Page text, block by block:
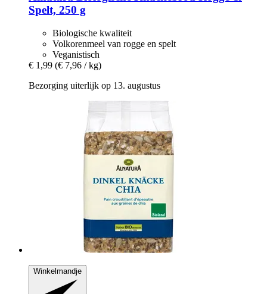
Spelt, 250 g
Biologische kwaliteit
Volkorenmeel van rogge en spelt
Veganistisch
€ 1,99 (€ 7,96 / kg)
Bezorging uiterlijk op 13. augustus
Winkelmandje